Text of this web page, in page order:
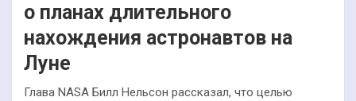
о планах длительного
нахождения астронавтов на
Луне
Глава NASA Билл Нельсон рассказал, что целью